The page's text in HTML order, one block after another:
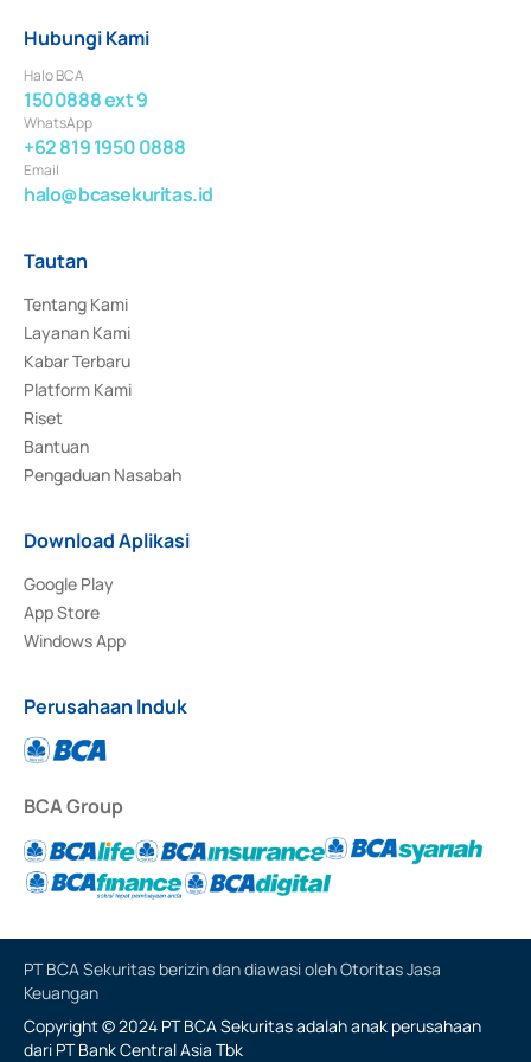
Hubungi Kami
Halo BCA
1500888 ext 9
WhatsApp
+62 819 1950 0888
Email
halo@bcasekuritas.id
Tautan
Tentang Kami
Layanan Kami
Kabar Terbaru
Platform Kami
Riset
Bantuan
Pengaduan Nasabah
Download Aplikasi
Google Play
App Store
Windows App
Perusahaan Induk
BCA Group
PT BCA Sekuritas berizin dan diawasi oleh Otoritas Jasa
Keuangan
Copyright © 2024 PT BCA Sekuritas adalah anak perusahaan
dari PT Bank Central Asia Tbk